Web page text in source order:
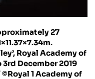
27
Royal Academy of
December 2019
1 Academy of